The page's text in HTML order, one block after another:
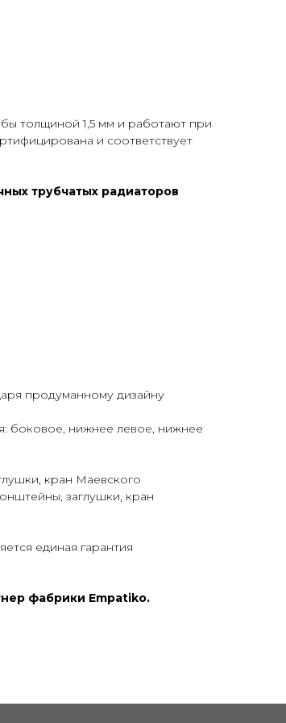
толщиной 1,5 мм и работают при
и соответствует
трубчатых радиаторов
продуманному дизайну
боковое, нижнее левое, нижнее
кран Маевского
заглушки, кран
единая гарантия
фабрики Empatiko.